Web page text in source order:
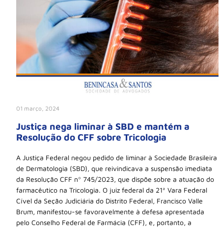
01 março, 2024
Justiça nega liminar à SBD e mantém a
Resolução do CFF sobre Tricologia
A Justiça Federal negou pedido de liminar à Sociedade Brasileira
de Dermatologia (SBD), que reivindicava a suspensão imediata
da Resolução CFF nº 745/2023, que dispõe sobre a atuação do
farmacêutico na Tricologia. O juiz federal da 21ª Vara Federal
Cível da Seção Judiciária do Distrito Federal, Francisco Valle
Brum, manifestou-se favoravelmente à defesa apresentada
pelo Conselho Federal de Farmácia (CFF), e, portanto, a